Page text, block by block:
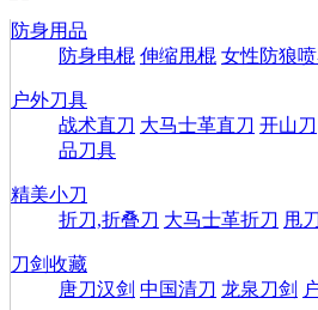
防身用品
防身电棍 伸缩甩棍 女性防狼
户外刀具
战术直刀 大马士革直刀 开山刀
品刀具
精美小刀
折刀,折叠刀 大马士革折刀 甩
刀剑收藏
唐刀汉剑 中国清刀 龙泉刀剑